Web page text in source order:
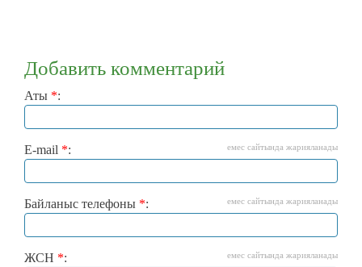
Добавить комментарий
Аты *:
E-mail *: емес сайтында жарияланады
Байланыс телефоны *: емес сайтында жарияланады
ЖСН *: емес сайтында жарияланады